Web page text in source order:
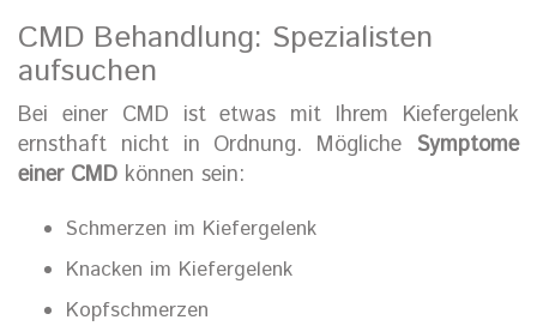
CMD Behandlung: Spezialisten
aufsuchen
Bei einer CMD ist etwas mit Ihrem Kiefergelenk
ernsthaft nicht in Ordnung. Mögliche Symptome
einer CMD können sein:
Schmerzen im Kiefergelenk
Knacken im Kiefergelenk
Kopfschmerzen